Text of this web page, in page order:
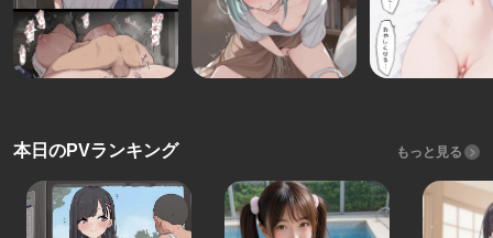
本日のPVランキング もっと見る